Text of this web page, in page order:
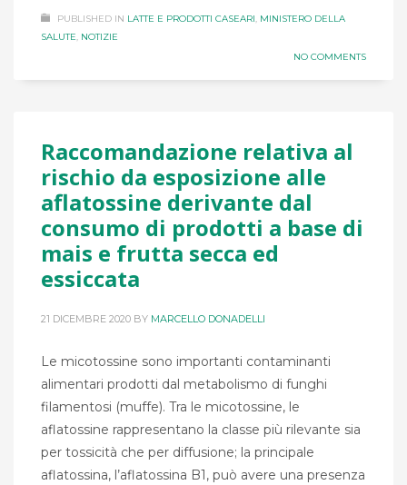
PUBLISHED IN LATTE E PRODOTTI CASEARI, MINISTERO DELLA
SALUTE, NOTIZIE
NO COMMENTS
Raccomandazione relativa al
rischio da esposizione alle
aflatossine derivante dal
consumo di prodotti a base di
mais e frutta secca ed
essiccata
21 DICEMBRE 2020 BY MARCELLO DONADELLI
Le micotossine sono importanti contaminanti
alimentari prodotti dal metabolismo di funghi
filamentosi (muffe). Tra le micotossine, le
aflatossine rappresentano la classe più rilevante sia
per tossicità che per diffusione; la principale
aflatossina, l’aflatossina B1, può avere una presenza